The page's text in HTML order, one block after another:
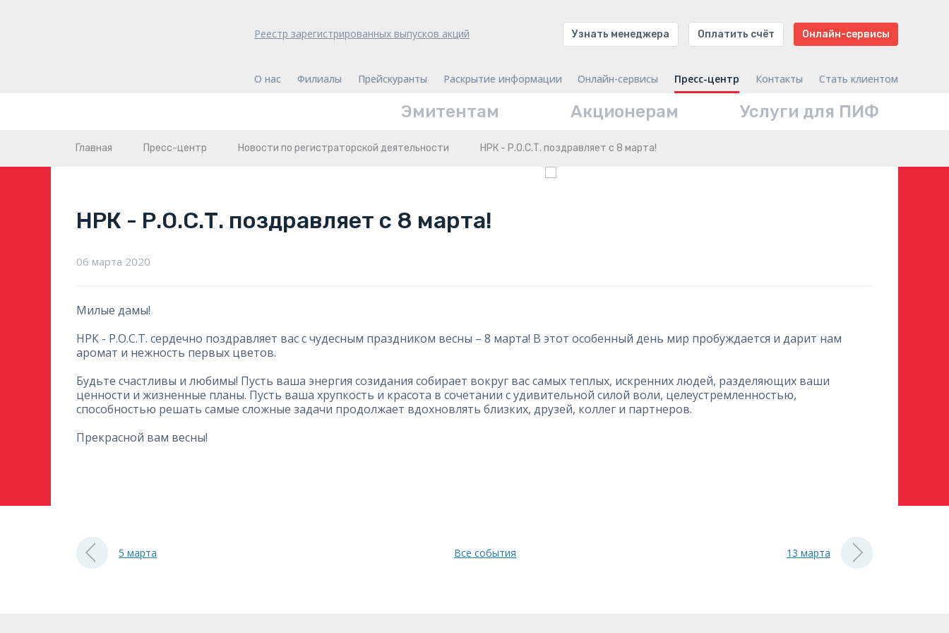
Реестр зарегистрированных выпусков акций Узнать менеджера Оплатить счёт Онлайн-сервисы
О нас Филиалы Прейскуранты Раскрытие информации Онлайн-сервисы Пресс-центр Контакты Стать клиентом
Эмитентам Акционерам Услуги для ПИФ
Главная Пресс-центр Новости по регистраторской деятельности НРК - Р.О.С.Т. поздравляет с 8 марта!
НРК - Р.О.С.Т. поздравляет с 8 марта!
06 марта 2020
Милые дамы!
НРК - Р.О.С.Т. сердечно поздравляет вас с чудесным праздником весны – 8 марта! В этот особенный день мир пробуждается и дарит нам
аромат и нежность первых цветов.
Будьте счастливы и любимы! Пусть ваша энергия созидания собирает вокруг вас самых теплых, искренних людей, разделяющих ваши
ценности и жизненные планы. Пусть ваша хрупкость и красота в сочетании с удивительной силой воли, целеустремленностью,
способностью решать самые сложные задачи продолжает вдохновлять близких, друзей, коллег и партнеров.
Прекрасной вам весны!
5 марта Все события 13 марта